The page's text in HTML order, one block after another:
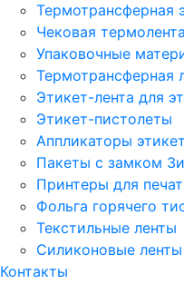
Термотрансферная
Чековая термолента
Упаковочные
Термотрансферная
Этикет-лента для
Этикет-пистолеты
Аппликаторы
Пакеты с замком
Принтеры для
Фольга горячего
Текстильные ленты
Силиконовые ленты
Контакты